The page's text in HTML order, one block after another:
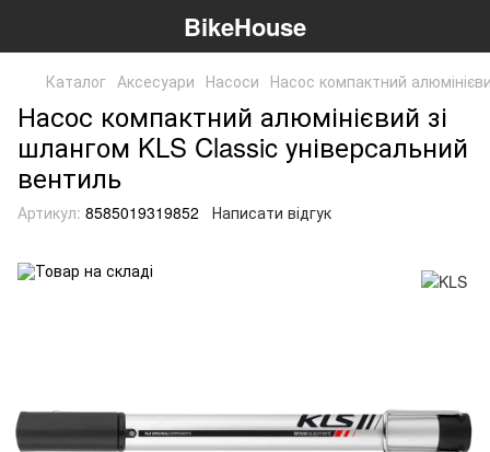
BikeHouse
Каталог Аксесуари Насоси Насос компактний
Насос компактний алюмінієвий зі
шлангом KLS Classic універсальний
вентиль
Артикул: 8585019319852 Написати відгук